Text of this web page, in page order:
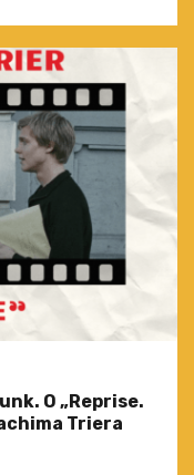
O „Reprise.
Triera